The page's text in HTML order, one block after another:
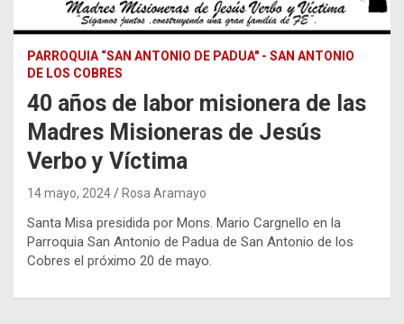
PARROQUIA “SAN ANTONIO DE PADUA" - SAN ANTONIO
DE LOS COBRES
40 años de labor misionera de las
Madres Misioneras de Jesús
Verbo y Víctima
14 mayo, 2024 Rosa Aramayo
Santa Misa presidida por Mons. Mario Cargnello en la
Parroquia San Antonio de Padua de San Antonio de los
Cobres el próximo 20 de mayo.